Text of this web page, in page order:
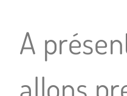
A
allons